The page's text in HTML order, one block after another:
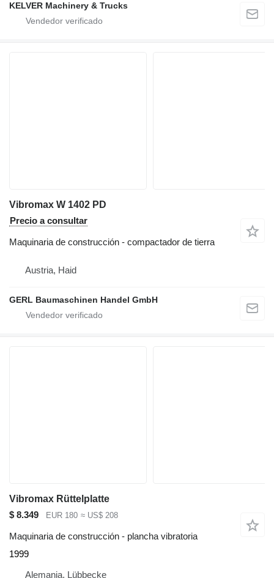
KELVER Machinery & Trucks
Vibromax W 1402 PD
Precio a consultar
Maquinaria de construcción - compactador de tierra
Austria, Haid
GERL Baumaschinen Handel GmbH
Vibromax Rüttelplatte
$ 8.349
EUR 180 ≈ US$ 208
Maquinaria de construcción - plancha vibratoria
1999
Alemania, Lübbecke